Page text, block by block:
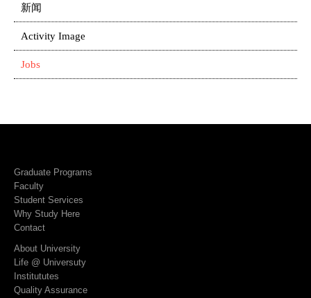
新闻
Activity Image
Jobs
Graduate Programs
Faculty
Student Services
Why Study Here
Contact
About University
Life @ Universuty
Institututes
Quality Assurance